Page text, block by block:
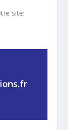
site: